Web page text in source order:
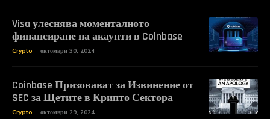
Visa улеснява моменталното
финансиране на акаунти в Coinbase
Crypto октомври 30, 2024
Coinbase Призовават за Извинение от
SEC за Щетите в Крипто Сектора
Crypto октомври 29, 2024